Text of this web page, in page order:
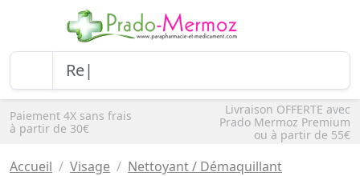
Paiement 4X sans frais
à partir de 30€
Livraison OFFERTE avec
Prado Mermoz Premium
ou à partir de 55€
Accueil Visage
Nettoyant / Démaquillant